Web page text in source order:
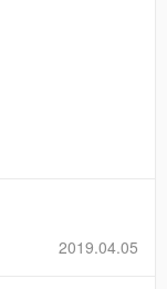
2019.04.05